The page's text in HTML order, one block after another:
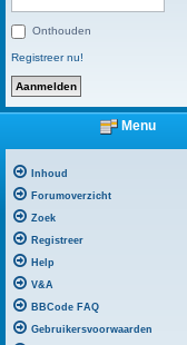
Onthouden
Registreer nu!
Menu
Inhoud
Forumoverzicht
Zoek
Registreer
Help
V&A
BBCode FAQ
Gebruikersvoorwaarden